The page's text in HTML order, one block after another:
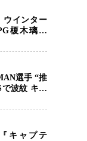
ウインター
榎木璃旺
がプロの
選手 “推
で波紋 キャ
参戦…結
キャプテ